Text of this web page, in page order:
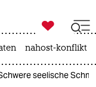

taz zahl ich
nahost-konflikt
seelische